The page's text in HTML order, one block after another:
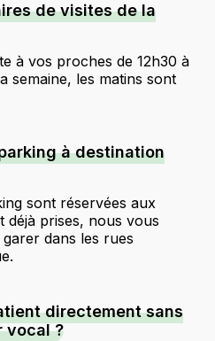
de visites de la
à vos proches de 12h30 à
semaine, les matins sont
à destination
sont réservées aux
déjà prises, nous vous
dans les rues
directement sans
vocal ?